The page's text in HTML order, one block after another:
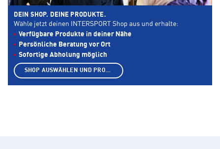
DEIN SHOP. DEINE PRODUKTE.
Wähle jetzt deinen INTERSPORT Shop aus und erhalte:
Verfügbare Produkte in deiner Nähe
Persönliche Beratung vor Ort
Sofortige Abholung möglich
SHOP AUSWÄHLEN UND PRODUKTE ANZEIGEN